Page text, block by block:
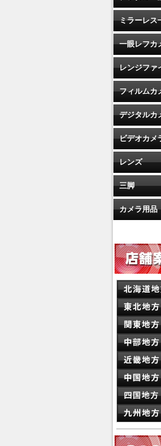
ミラーレス
一眼レフカ
レンジファ
フィルムカ
デジタルカ
ビデオカメ
レンズ
三脚
カメラ用品